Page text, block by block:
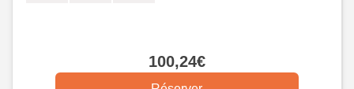
100,24€